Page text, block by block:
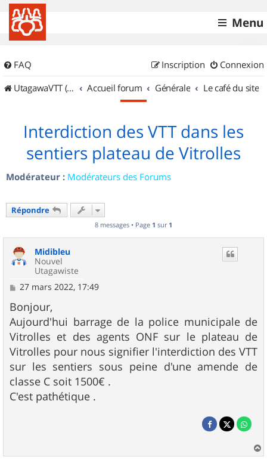
Menu
FAQ Connexion
Inscription
UtagawaVTT (Randos VTT et VTTAE avec traces GPS)
Accueil forum Générale Le café du site
Interdiction des VTT dans les
sentiers plateau de Vitrolles
Modérateur : Modérateurs des Forums
Répondre
8 messages • Page 1 sur 1
Midibleu
Nouvel
Utagawiste
M
s
s
a
g
e
27 mars 2022, 17:49
Bonjour,
Aujourd'hui barrage de la police municipale de
Vitrolles et des agents ONF sur le plateau de
Vitrolles pour nous signifier l'interdiction des VTT
sur les sentiers sous peine d'une amende de
classe C soit 1500€ .
C'est pathétique .
a